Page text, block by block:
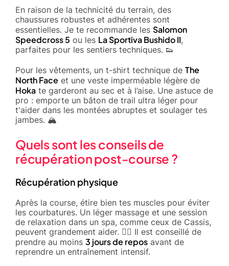
En raison de la technicité du terrain, des
chaussures robustes et adhérentes sont
essentielles. Je te recommande les Salomon
Speedcross 5 ou les La Sportiva Bushido II,
parfaites pour les sentiers techniques. 👟
Pour les vêtements, un t-shirt technique de The
North Face et une veste imperméable légère de
Hoka te garderont au sec et à l’aise. Une astuce de
pro : emporte un bâton de trail ultra léger pour
t'aider dans les montées abruptes et soulager tes
jambes. 🏔️
Quels sont les conseils de
récupération post-course ?
Récupération physique
Après la course, étire bien tes muscles pour éviter
les courbatures. Un léger massage et une session
de relaxation dans un spa, comme ceux de Cassis,
peuvent grandement aider. 🧖‍♂️ Il est conseillé de
prendre au moins 3 jours de repos avant de
reprendre un entraînement intensif.